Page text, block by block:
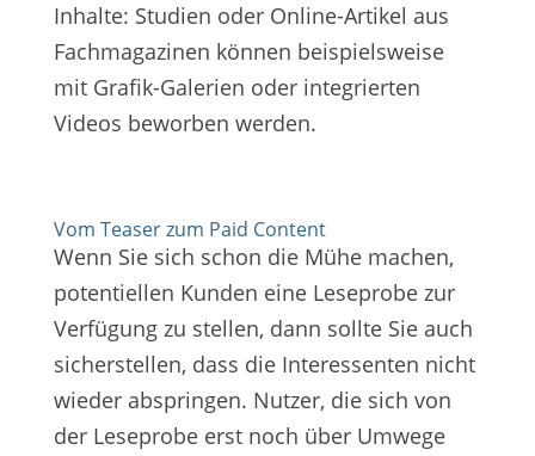
Inhalte: Studien oder Online-Artikel aus
Fachmagazinen können beispielsweise
mit Grafik-Galerien oder integrierten
Videos beworben werden.
Vom Teaser zum Paid Content
Wenn Sie sich schon die Mühe machen,
potentiellen Kunden eine Leseprobe zur
Verfügung zu stellen, dann sollte Sie auch
sicherstellen, dass die Interessenten nicht
wieder abspringen. Nutzer, die sich von
der Leseprobe erst noch über Umwege